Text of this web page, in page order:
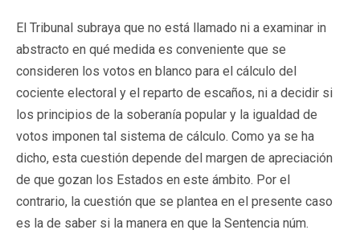
El Tribunal subraya que no está llamado ni a examinar in
abstracto en qué medida es conveniente que se
consideren los votos en blanco para el cálculo del
cociente electoral y el reparto de escaños, ni a decidir si
los principios de la soberanía popular y la igualdad de
votos imponen tal sistema de cálculo. Como ya se ha
dicho, esta cuestión depende del margen de apreciación
de que gozan los Estados en este ámbito. Por el
contrario, la cuestión que se plantea en el presente caso
es la de saber si la manera en que la Sentencia núm.